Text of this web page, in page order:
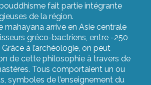
fait partie intégrante
de la région.
mahayana arrive en Asie centrale
gréco-bactriens, entre -250
Grâce à l’archéologie, on peut
de cette philosophie à travers de
Tous comportaient un ou
symboles de l’enseignement du